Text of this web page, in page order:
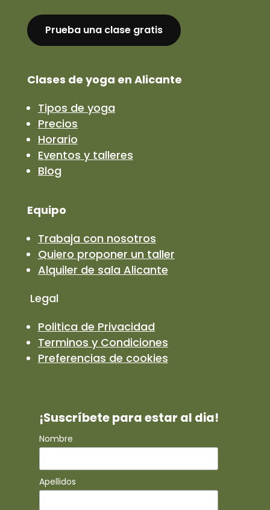
Prueba una clase gratis
Clases de yoga en Alicante
Tipos de yoga
Precios
Horario
Eventos y talleres
Blog
Equipo
Trabaja con nosotros
Quiero proponer un taller
Alquiler de sala Alicante
Legal
Politica de Privacidad
Terminos y Condiciones
Preferencias de cookies
¡Suscríbete para estar al dia!
Nombre
Apellidos